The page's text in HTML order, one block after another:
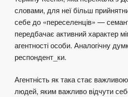
словами, для неї більш
себе до «переселенців» —
передбачає активний характер
агентності особи. Аналогічну
респондент_ки.
Агентність як така стає
людей, яким важливо відчути